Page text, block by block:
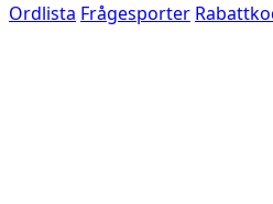
Ordlista Frågesporter